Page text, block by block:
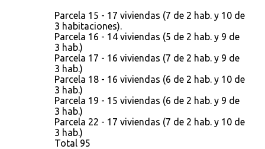
Parcela 15 - 17 viviendas (7 de 2 hab. y 10 de
3 habitaciones).
Parcela 16 - 14 viviendas (5 de 2 hab. y 9 de
3 hab.)
Parcela 17 - 16 viviendas (7 de 2 hab. y 9 de
3 hab.)
Parcela 18 - 16 viviendas (6 de 2 hab. y 10 de
3 hab.)
Parcela 19 - 15 viviendas (6 de 2 hab. y 9 de
3 hab.)
Parcela 22 - 17 viviendas (7 de 2 hab. y 10 de
3 hab.)
Total 95